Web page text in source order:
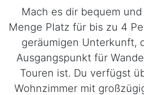
Mach es dir bequem
Menge Platz für bis zu 4
geräumigen Unterkunft,
Ausgangspunkt für
Touren ist. Du verfügst
Wohnzimmer mit